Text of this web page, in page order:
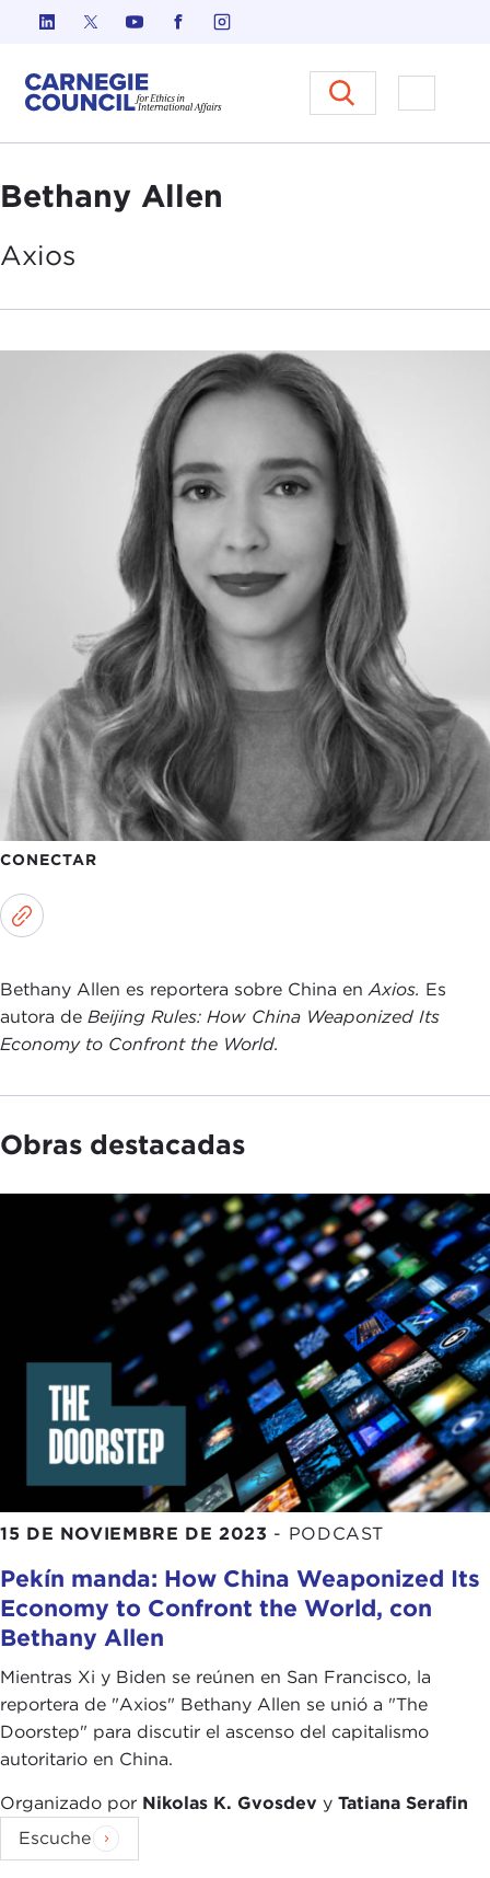
Ir al contenido
Carnegie Council sobre Ética
Abrir el
Bethany Allen
Axios
CONECTAR
Bethany Allen es reportera sobre China enAxios. Es
autora de Beijing Rules: How China Weaponized Its
Economy to Confront the World.
Obras destacadas
15 DE NOVIEMBRE DE 2023 - PODCAST
Pekín manda: How China Weaponized Its
Economy to Confront the World, con
Bethany Allen
Mientras Xi y Biden se reúnen en San Francisco, la
reportera de "Axios" Bethany Allen se unió a "The
Doorstep" para discutir el ascenso del capitalismo
autoritario en China.
Organizado por Nikolas K. Gvosdev y Tatiana Serafin
Escuche